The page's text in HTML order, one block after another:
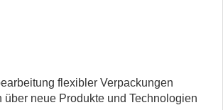
flexibler Verpackungen
über neue Produkte und Technologien